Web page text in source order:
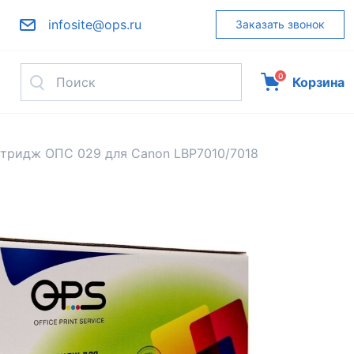
infosite@ops.ru Заказать звонок
0 Корзина
ОПС 029 для Canon LBP7010/7018